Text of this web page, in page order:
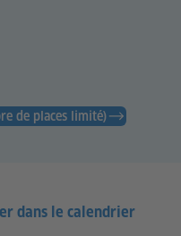
de places limité)
dans le calendrier